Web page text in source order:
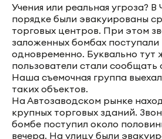
Учения или реальная угроза?
порядке были эвакуированы
торговых центров. При этом
заложенных бомбах поступали
одновременно. Буквально тут
пользователи стали сообщать
Наша съемочная группа
таких объектов.
На Автозаводском рынке
крупных торговых зданий.
бомбе поступил около
вечера. На улицу были